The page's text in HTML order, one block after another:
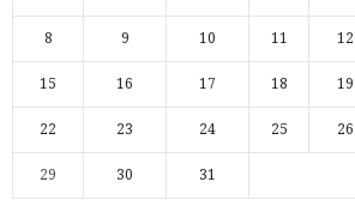
8 9 10 11 12
15 16 17 18 19
22 23 24 25 26
29 30 31